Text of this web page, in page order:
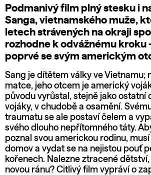
Podmanivý film plný stesku i
Sanga, vietnamského muže,
letech strávených na okraji
rozhodne k odvážnému kroku
poprvé se svým americkým
Sang je dítětem války ve Vietnamu;
matce, jeho otcem je americký
původu vyrůstal, stejně jako ostatní
vojáky, v chudobě a osamění.
traumatu se ale postaví čelem a
svého dlouho nepřítomného táty.
poznal svou americkou rodinu,
domov a vydat se na nejistou pouť
kořenech. Nalezne ztracené
novou ránu? Citlivý film vypráví o